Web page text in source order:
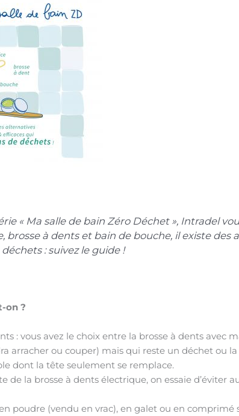
« Ma salle de bain Zéro Déchet », Intradel
brosse à dents et bain de bouche, il existe
: suivez le guide !
on ?
: vous avez le choix entre la brosse à dents
arracher ou couper) mais qui reste un déchet ou
dont la tête seulement se remplace.
de la brosse à dents électrique, on essaie
poudre (vendu en vrac), en galet ou en